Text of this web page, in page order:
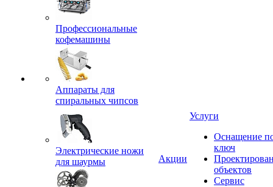
Профессиональные
кофемашины
Аппараты для
спиральных чипсов
Электрические ножи
для шаурмы
Акции
Услуги
Оснащение
ключ
объектов
Сервис